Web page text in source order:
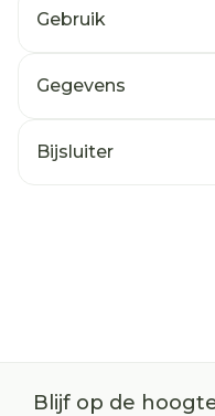
Gebruik
Gegevens
Bijsluiter
Blijf op de